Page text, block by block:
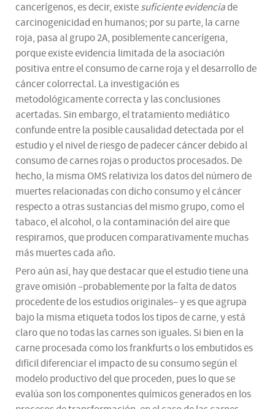
cancerígenos, es decir, existesuficiente evidenciade
carcinogenicidad en humanos; por su parte, la carne
roja, pasa al grupo 2A, posiblemente cancerígena,
porque existe evidencia limitada de la asociación
positiva entre el consumo de carne roja y el desarrollo de
cáncer colorrectal. La investigación es
metodológicamente correcta y las conclusiones
acertadas. Sin embargo, el tratamiento mediático
confunde entre la posible causalidad detectada por el
estudio y el nivel de riesgo de padecer cáncer debido al
consumo de carnes rojas o productos procesados. De
hecho, la misma OMS relativiza los datos del número de
muertes relacionadas con dicho consumo y el cáncer
respecto a otras sustancias del mismo grupo, como el
tabaco, el alcohol, o la contaminación del aire que
respiramos, que producen comparativamente muchas
más muertes cada año.
Pero aún así, hay que destacar que el estudio tiene una
grave omisión –probablemente por la falta de datos
procedente de los estudios originales– y es que agrupa
bajo la misma etiqueta todos los tipos de carne, y está
claro que no todas las carnes son iguales. Si bien en la
carne procesada como los frankfurts o los embutidos es
difícil diferenciar el impacto de su consumo según el
modelo productivo del que proceden, pues lo que se
evalúa son los componentes químicos generados en los